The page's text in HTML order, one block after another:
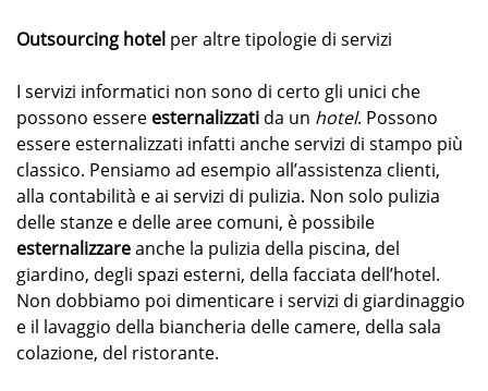
Outsourcing hotel per altre tipologie di servizi
I servizi informatici non sono di certo gli unici che
possono essere esternalizzati da un hotel. Possono
essere esternalizzati infatti anche servizi di stampo più
classico. Pensiamo ad esempio all’assistenza clienti,
alla contabilità e ai servizi di pulizia. Non solo pulizia
delle stanze e delle aree comuni, è possibile
esternalizzareanche la pulizia della piscina, del
giardino, degli spazi esterni, della facciata dell’hotel.
Non dobbiamo poi dimenticare i servizi di giardinaggio
e il lavaggio della biancheria delle camere, della sala
colazione, del ristorante.